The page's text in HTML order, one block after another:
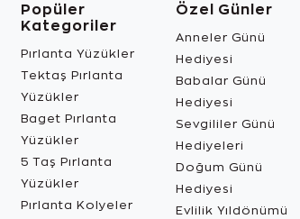
Popüler
Kategoriler
Pırlanta Yüzükler
Tektaş Pırlanta
Yüzükler
Baget Pırlanta
Yüzükler
5 Taş Pırlanta
Yüzükler
Pırlanta Kolyeler
Özel Günler
Anneler Günü
Hediyesi
Babalar Günü
Hediyesi
Sevgililer Günü
Hediyeleri
Doğum Günü
Hediyesi
Evlilik Yıldönümü